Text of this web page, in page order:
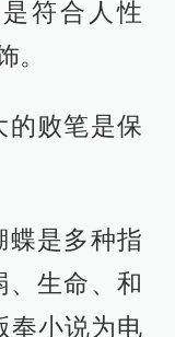
逼无奈；
罪感，立
有了现代
说里（详见
一下落入保
的反应都